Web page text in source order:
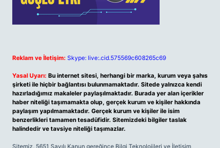
Reklam ve İletişim: Skype: live:.cid.575569c608265c69
Yasal Uyarı: Bu internet sitesi, herhangi bir marka, kurum veya şahıs
şirketi ile hiçbir bağlantısı bulunmamaktadır. Sitede yalnızca kendi
hazırladığımız makaleler paylaşılmaktadır. Burada yer alan içerikler
haber niteliği taşımamakta olup, gerçek kurum ve kişiler hakkında
paylaşım yapılmamaktadır. Gerçek kurum ve kişiler ile isim
benzerlikleri tamamen tesadüfidir. Sitemizdeki bilgiler taslak
halindedir ve tavsiye niteliği taşımazlar.
Sitemiz, 5651 Sayılı Kanun gereğince Bilgi Teknolojileri ve İletişim